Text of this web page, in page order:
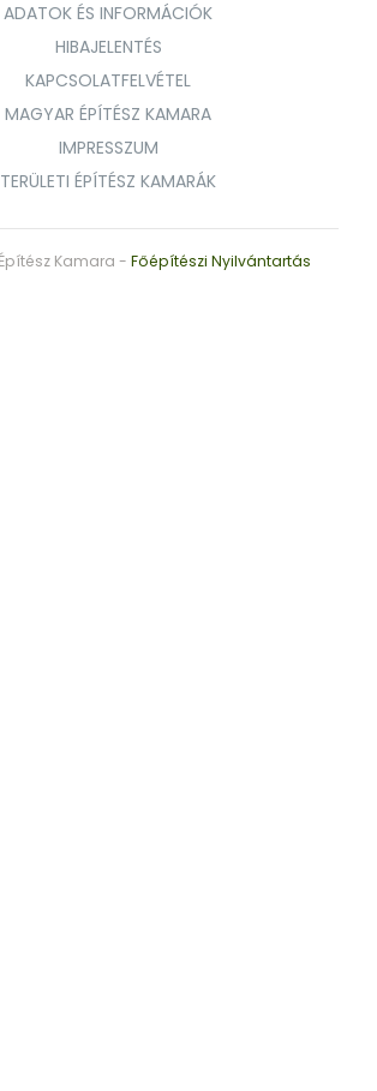
ADATOK ÉS INFORMÁCIÓK
HIBAJELENTÉS
KAPCSOLATFELVÉTEL
MAGYAR ÉPÍTÉSZ KAMARA
IMPRESSZUM
TERÜLETI ÉPÍTÉSZ KAMARÁK
Kamara - Főépítészi Nyilvántartás